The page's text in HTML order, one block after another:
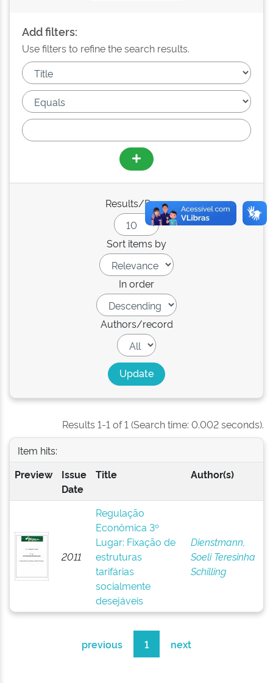
Add filters:
Use filters to refine the search results.
Results/Page
Sort items by
In order
Authors/record
Results 1-1 of 1 (Search time: 0.002 seconds).
Item hits:
Preview
Issue
Date
Title Author(s)
2011
Regulação
Econômica 3º
Lugar: Fixação de
estruturas
tarifárias
socialmente
desejáveis
Dienstmann,
Soeli Teresinha
Schilling
previous 1 next